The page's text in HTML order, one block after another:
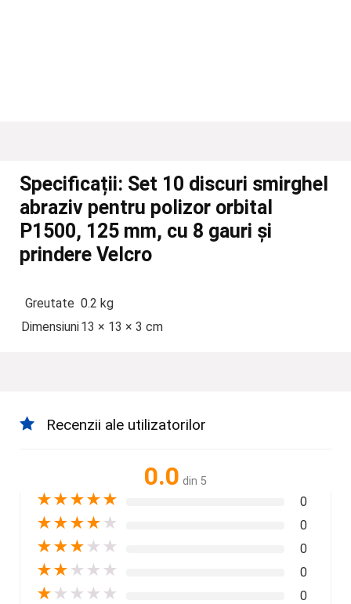
Specificații: Set 10 discuri smirghel
abraziv pentru polizor orbital
P1500, 125 mm, cu 8 gauri și
prindere Velcro
Greutate 0.2 kg
Dimensiuni13 × 13 × 3 cm
Recenzii ale utilizatorilor
0.0 din 5
★★★★★ 0
★★★★ ★ 0
★★★ ★ ★ 0
★★ ★ ★ ★ 0
★ ★ ★ ★ ★ 0